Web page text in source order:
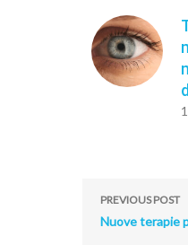
PREVIOUS POST
Nuove terapie